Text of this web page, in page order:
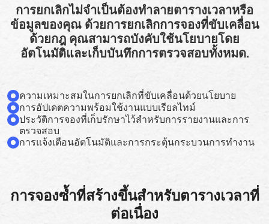
การยกเลิกไม่จำเป็นต้องทำลายตารางเวลาหรือ
ข้อมูลของคุณ ด้วยการยกเลิกการจองที่ขับเคลื่อน
ด้วยกฎ คุณสามารถบังคับใช้นโยบายโดย
อัตโนมัติและเก็บบันทึกการตรวจสอบทั้งหมด.
ความเหมาะสมในการยกเลิกที่ขับเคลื่อนด้วยนโยบาย
การอัปเดตความพร้อมใช้งานแบบเรียลไทม์
ประวัติการจองที่เก็บรักษาไว้สำหรับการรายงานและการ
ตรวจสอบ
การแจ้งเตือนอัตโนมัติและการกระตุ้นกระบวนการทำงาน
การจองซ้ำที่สร้างขึ้นสำหรับตารางเวลาที่
ต่อเนื่อง